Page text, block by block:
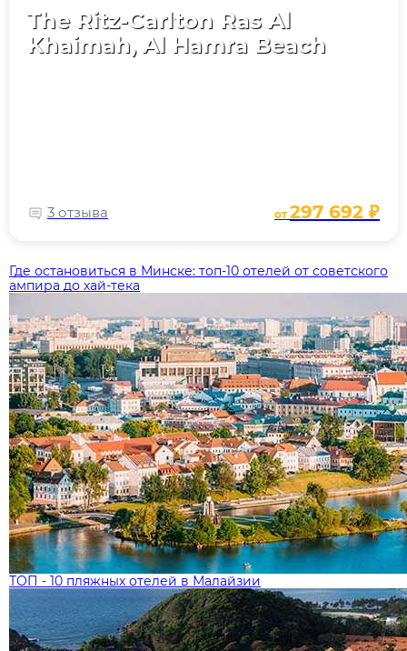
The Ritz-Carlton Ras Al
Khaimah, Al Hamra Beach
3 отзыва от297 692 ₽
Где остановиться в Минске: топ‑10 отелей от советского
ампира до хай‑тека
ТОП - 10 пляжных отелей в Малайзии